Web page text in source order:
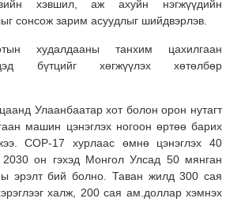
хэвшил, аж ахуйн нэгжүүдийн
сонсож зарим асуудлыг шийдвэрлэв.
худалдааны танхим цахилгаан
бүтцийг хөгжүүлэх хөтөлбөр
Улаанбаатар хот болон орон нутагт
машин цэнэглэх ногоон өртөө барих
COP-17 хурлаас өмнө цэнэглэх 40
2030 он гэхэд Монгол Улсад 50 мянган
эрэлт бий болно. Таван жилд 300 сая
халж, 200 сая ам.доллар хэмнэх